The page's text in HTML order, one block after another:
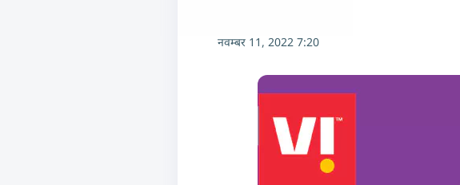
नवम्बर 11, 2022 7:20